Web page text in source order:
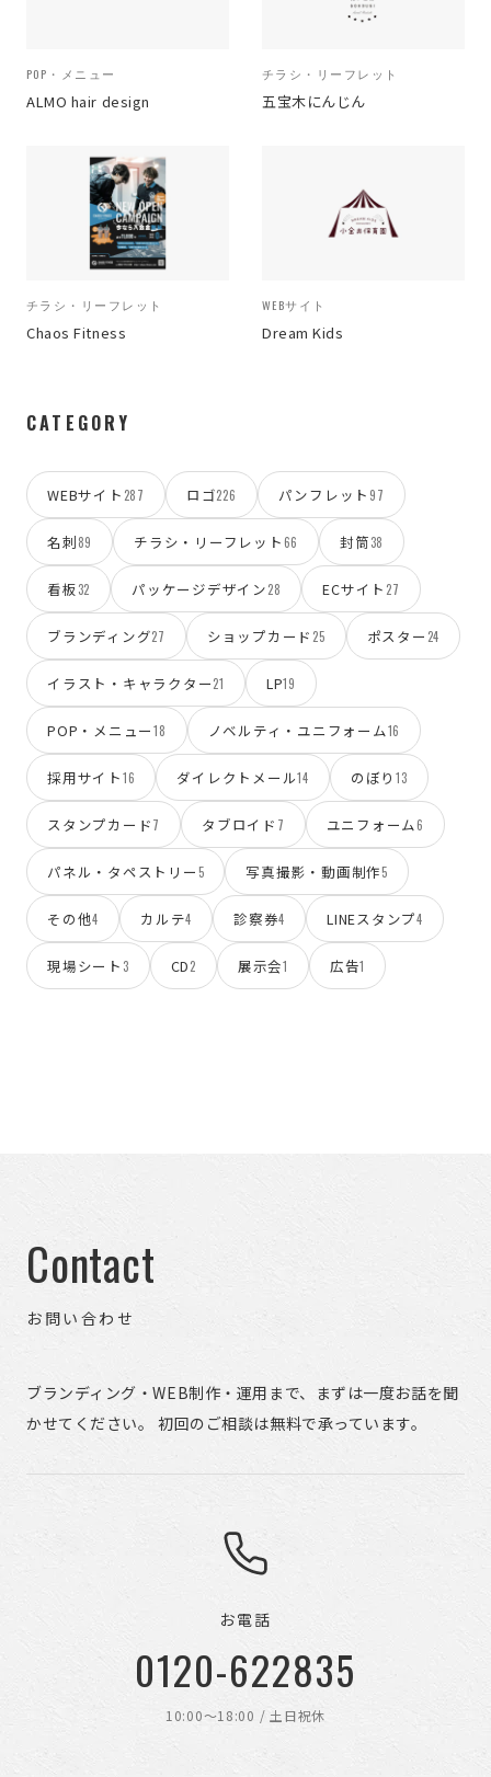
POP・メニュー
ALMO hair design
チラシ・リーフレット
五宝木にんじん
チラシ・リーフレット
Chaos Fitness
WEBサイト
Dream Kids
CATEGORY
WEBサイト 287 ロゴ226 パンフレット 97
名刺89 チラシ・リーフレット66 封筒38
看板32 パッケージデザイン28 ECサイト 27
ブランディング27 ショップカード 25 ポスター 24
イラスト・キャラクター21 LP19
POP・メニュー18 ノベルティ・ユニフォーム16
採用サイト16 ダイレクトメール14 のぼり 13
スタンプカード7 タブロイド 7 ユニフォーム6
パネル・タペストリー5 写真撮影・動画制作5
その他4 カルテ4 診察券4 LINEスタンプ4
現場シート 3 CD2 展示会1 広告1
Contact
お問い合わせ
ブランディング・WEB制作・運用まで、まずは一度お話を聞
かせてください。 初回のご相談は無料で承っています。
お電話
0120-622835
10:00〜18:00 / 土日祝休